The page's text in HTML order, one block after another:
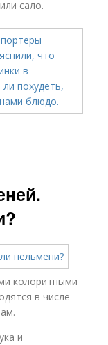
сало.
колоритными
в числе
и